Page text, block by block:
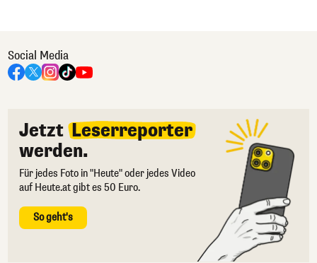
Social Media
Jetzt Leserreporter
werden.
Für jedes Foto in "Heute" oder jedes Video
auf Heute.at gibt es 50 Euro.
So geht's